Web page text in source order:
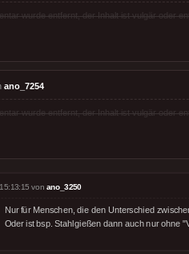
wurde entfernt, der Inhalt ist vulgär oder
ano_7254
wurde entfernt, der Inhalt ist vulgär oder
von ano_3250
Nur für Menschen, die den Unterschied
Oder ist bsp. Stahlgießen dann auch nur ohne